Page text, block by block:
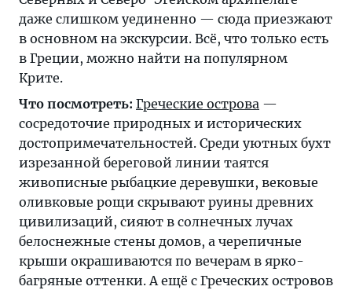
даже слишком уединенно — сюда приезжают
в основном на экскурсии. Всё, что только есть
в Греции, можно найти на популярном
Крите.
Что посмотреть: Греческие острова —
сосредоточие природных и исторических
достопримечательностей. Среди уютных бухт
изрезанной береговой линии таятся
живописные рыбацкие деревушки, вековые
оливковые рощи скрывают руины древних
цивилизаций, сияют в солнечных лучах
белоснежные стены домов, а черепичные
крыши окрашиваются по вечерам в ярко-
багряные оттенки. А ещё с Греческих островов